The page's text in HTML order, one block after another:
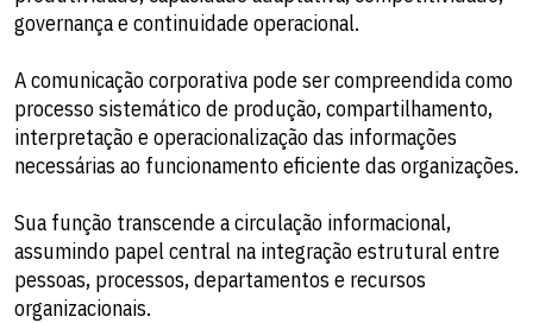
governança e continuidade operacional.
A comunicação corporativa pode ser compreendida como
processo sistemático de produção, compartilhamento,
interpretação e operacionalização das informações
necessárias ao funcionamento eficiente das organizações.
Sua função transcende a circulação informacional,
assumindo papel central na integração estrutural entre
pessoas, processos, departamentos e recursos
organizacionais.